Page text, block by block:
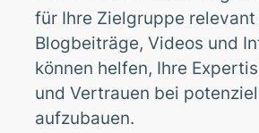
für Ihre Zielgruppe relevant
Blogbeiträge, Videos und
können helfen, Ihre
und Vertrauen bei
aufzubauen.